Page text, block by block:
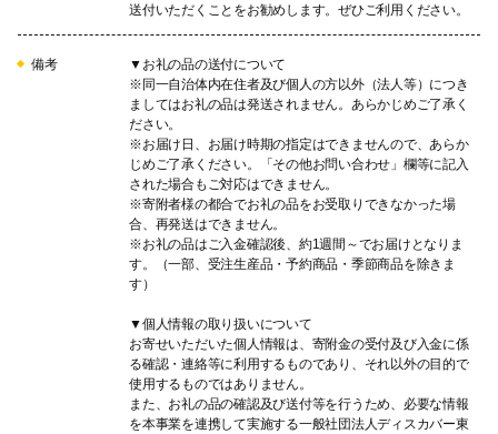
送付いただくことをお勧めします。ぜひご利用ください。
備考
▼お礼の品の送付について
※同一自治体内在住者及び個人の方以外（法人等）につき
ましてはお礼の品は発送されません。あらかじめご了承く
ださい。
※お届け日、お届け時期の指定はできませんので、あらか
じめご了承ください。「その他お問い合わせ」欄等に記入
された場合もご対応はできません。
※寄附者様の都合でお礼の品をお受取りできなかった場
合、再発送はできません。
※お礼の品はご入金確認後、約1週間～でお届けとなりま
す。（一部、受注生産品・予約商品・季節商品を除きま
す）
▼個人情報の取り扱いについて
お寄せいただいた個人情報は、寄附金の受付及び入金に係
る確認・連絡等に利用するものであり、それ以外の目的で
使用するものではありません。
また、お礼の品の確認及び送付等を行うため、必要な情報
を本事業を連携して実施する一般社団法人ディスカバー東